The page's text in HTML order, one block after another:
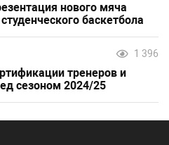
нового мяча
баскетбола
1 396
тренеров и
сезоном 2024/25